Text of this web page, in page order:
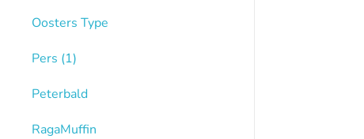
Oosters Type
Pers (1)
Peterbald
RagaMuffin